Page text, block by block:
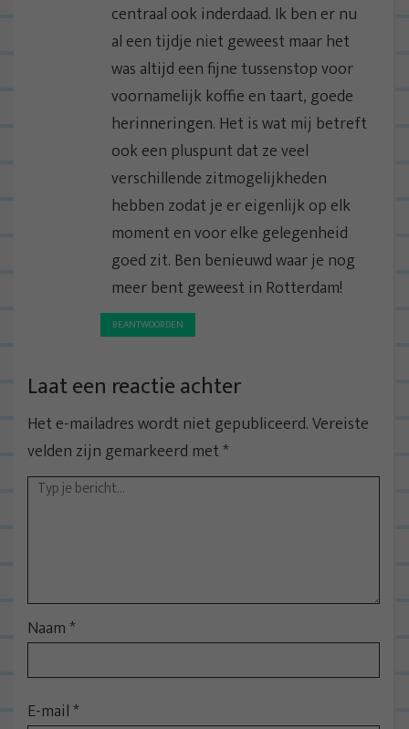
centraal ook inderdaad. Ik ben er nu
al een tijdje niet geweest maar het
was altijd een fijne tussenstop voor
voornamelijk koffie en taart, goede
herinneringen. Het is wat mij betreft
ook een pluspunt dat ze veel
verschillende zitmogelijkheden
hebben zodat je er eigenlijk op elk
moment en voor elke gelegenheid
goed zit. Ben benieuwd waar je nog
meer bent geweest in Rotterdam!
BEANTWOORDEN
Laat een reactie achter
Het e-mailadres wordt niet gepubliceerd.Vereiste
velden zijn gemarkeerd met*
Naam*
E-mail*